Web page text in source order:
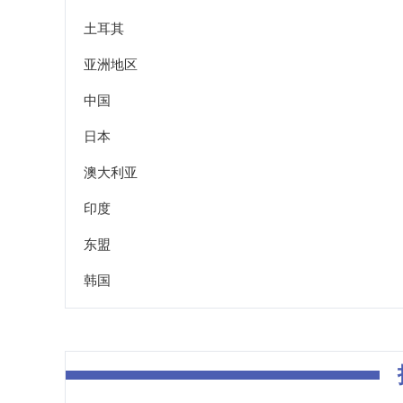
土耳其
亚洲地区
中国
日本
澳大利亚
印度
东盟
韩国